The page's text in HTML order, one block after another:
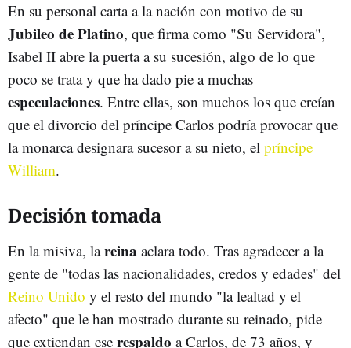
En su personal carta a la nación con motivo de su
Jubileo de Platino, que firma como "Su Servidora",
Isabel II abre la puerta a su sucesión, algo de lo que
poco se trata y que ha dado pie a muchas
especulaciones. Entre ellas, son muchos los que creían
que el divorcio del príncipe Carlos podría provocar que
la monarca designara sucesor a su nieto, el príncipe
William.
Decisión tomada
En la misiva, lareina aclara todo. Tras agradecer a la
gente de "todas las nacionalidades, credos y edades" del
Reino Unido y el resto del mundo "la lealtad y el
afecto" que le han mostrado durante su reinado, pide
que extiendan ese respaldo a Carlos, de 73 años, y